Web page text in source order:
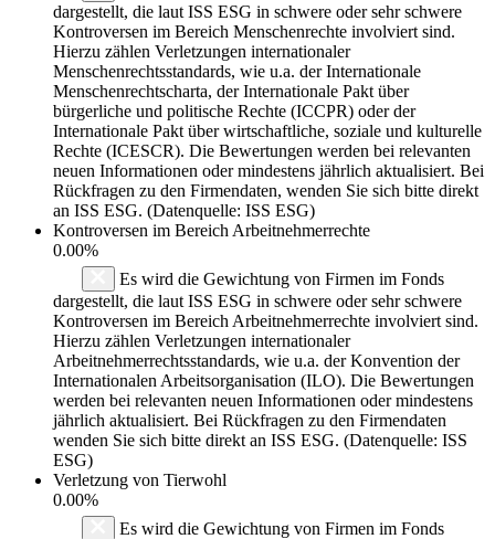
dargestellt, die laut ISS ESG in schwere oder sehr schwere
Kontroversen im Bereich Menschenrechte involviert sind.
Hierzu zählen Verletzungen internationaler
Menschenrechtsstandards, wie u.a. der Internationale
Menschenrechtscharta, der Internationale Pakt über
bürgerliche und politische Rechte (ICCPR) oder der
Internationale Pakt über wirtschaftliche, soziale und kulturelle
Rechte (ICESCR). Die Bewertungen werden bei relevanten
neuen Informationen oder mindestens jährlich aktualisiert. Bei
Rückfragen zu den Firmendaten, wenden Sie sich bitte direkt
an ISS ESG. (Datenquelle: ISS ESG)
Kontroversen im Bereich Arbeitnehmerrechte
0.00%
Es wird die Gewichtung von Firmen im Fonds
dargestellt, die laut ISS ESG in schwere oder sehr schwere
Kontroversen im Bereich Arbeitnehmerrechte involviert sind.
Hierzu zählen Verletzungen internationaler
Arbeitnehmerrechtsstandards, wie u.a. der Konvention der
Internationalen Arbeitsorganisation (ILO). Die Bewertungen
werden bei relevanten neuen Informationen oder mindestens
jährlich aktualisiert. Bei Rückfragen zu den Firmendaten
wenden Sie sich bitte direkt an ISS ESG. (Datenquelle: ISS
ESG)
Verletzung von Tierwohl
0.00%
Es wird die Gewichtung von Firmen im Fonds